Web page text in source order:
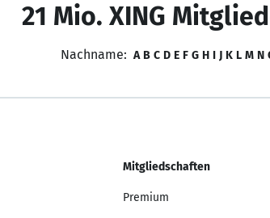
21 Mio. XING
Nachname: A B C D E F G H I J K L M N
Mitgliedschaften
Premium